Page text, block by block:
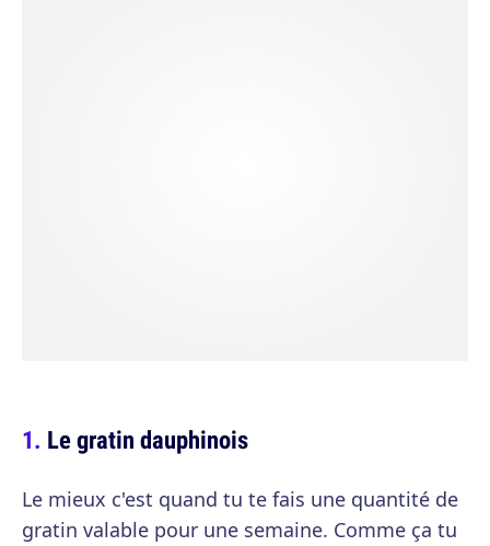
Le gratin dauphinois
Le mieux c'est quand tu te fais une quantité de
gratin valable pour une semaine. Comme ça tu